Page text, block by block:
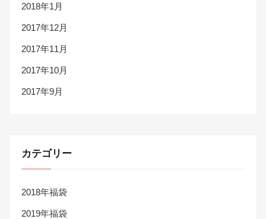
2018年1月
2017年12月
2017年11月
2017年10月
2017年9月
カテゴリー
2018年福袋
2019年福袋